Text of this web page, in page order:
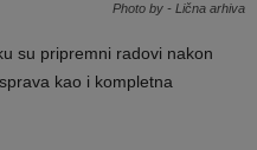
Photo by - Lična arhiva
su pripremni radovi nakon
kao i kompletna